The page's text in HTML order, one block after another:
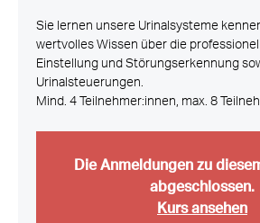
Sie lernen unsere Urinalsysteme
wertvolles Wissen über die
Einstellung und Störungserkennung
Urinalsteuerungen.
Mind. 4 Teilnehmer:innen, max. 8
Die Anmeldungen zu
abgeschlossen.
Kurs ansehen